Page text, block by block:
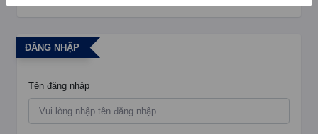
ĐĂNG NHẬP
Tên đăng nhập